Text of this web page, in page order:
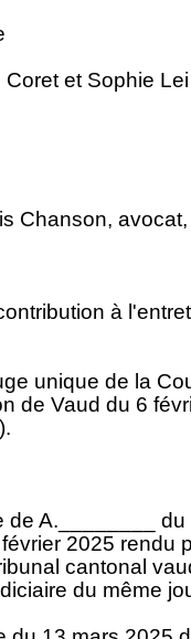
et Sophie
Chanson,
à
unique de la
de Vaud du 6
de A.________
2025 rendu
cantonal
du même